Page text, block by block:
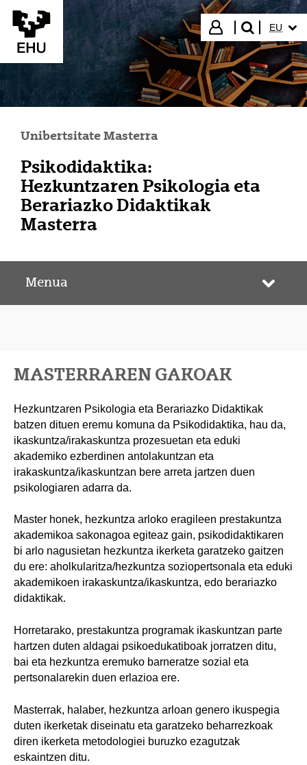
Eduki nagusira joan
Hasi saioa
bilatu"
EU
Unibertsitate Masterra
Psikodidaktika:
Hezkuntzaren Psikologia eta
Berariazko Didaktikak
Masterra
Menua
MASTERRAREN GAKOAK
Hezkuntzaren Psikologia eta Berariazko Didaktikak
batzen dituen eremu komuna da Psikodidaktika, hau da,
ikaskuntza/irakaskuntza prozesuetan eta eduki
akademiko ezberdinen antolakuntzan eta
irakaskuntza/ikaskuntzan bere arreta jartzen duen
psikologiaren adarra da.
Master honek, hezkuntza arloko eragileen prestakuntza
akademikoa sakonagoa egiteaz gain, psikodidaktikaren
bi arlo nagusietan hezkuntza ikerketa garatzeko gaitzen
du ere: aholkularitza/hezkuntza soziopertsonala eta eduki
akademikoen irakaskuntza/ikaskuntza, edo berariazko
didaktikak.
Horretarako, prestakuntza programak ikaskuntzan parte
hartzen duten aldagai psikoedukatiboak jorratzen ditu,
bai eta hezkuntza eremuko barneratze sozial eta
pertsonalarekin duen erlazioa ere.
Masterrak, halaber, hezkuntza arloan genero ikuspegia
duten ikerketak diseinatu eta garatzeko beharrezkoak
diren ikerketa metodologiei buruzko ezagutzak
eskaintzen ditu.